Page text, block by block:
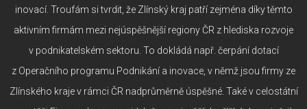
inovací. Troufám si tvrdit, že Zlínský kraj patří zejména díky těmto
aktivním firmám mezi nejúspěšnější regiony ČR z hlediska rozvoje
v podnikatelském sektoru. To dokládá např. čerpání dotací
z Operačního programu Podnikání a inovace, v němž jsou firmy ze
Zlínského kraje v rámci ČR nadprůměrně úspěšné. Také v celostátní